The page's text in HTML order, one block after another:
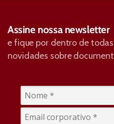
Assine nossa newsletter
e fique por dentro de
novidades sobre